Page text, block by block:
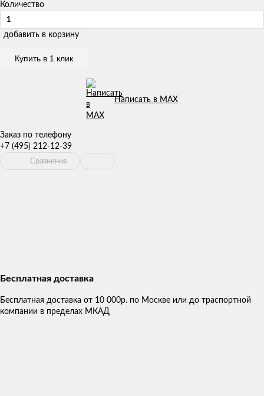
Количество
добавить в корзину
Купить в 1 клик
Написать в MAX
Заказ по телефону
+7 (495) 212-12-39
Сравнение
Бесплатная доставка
Бесплатная доставка от 10 000р. по Москве или до траспортной
компании в пределах МКАД